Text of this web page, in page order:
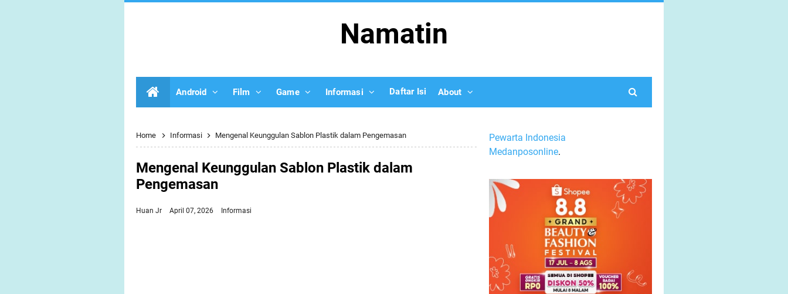
Namatin
Android Film Game Informasi Daftar Isi About
Home Informasi Mengenal Keunggulan Sablon Plastik dalam Pengemasan
Mengenal Keunggulan Sablon Plastik dalam
Pengemasan
Huan Jr April 07, 2026 Informasi
Pewarta Indonesia
Medanposonline.